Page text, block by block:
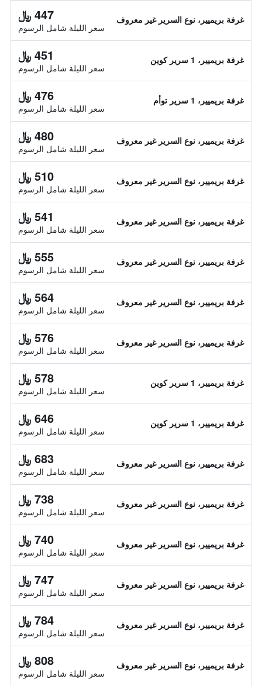
غرفة بريميير، نوع السرير غير معروف 447 ﷼
سعر الليلة شامل الرسوم
غرفة بريميير، 1 سرير كوين 451 ﷼
سعر الليلة شامل الرسوم
غرفة بريميير، 1 سرير توأم 476 ﷼
سعر الليلة شامل الرسوم
غرفة بريميير، نوع السرير غير معروف 480 ﷼
سعر الليلة شامل الرسوم
غرفة بريميير، نوع السرير غير معروف 510 ﷼
سعر الليلة شامل الرسوم
غرفة بريميير، نوع السرير غير معروف 541 ﷼
سعر الليلة شامل الرسوم
غرفة بريميير، نوع السرير غير معروف 555 ﷼
سعر الليلة شامل الرسوم
غرفة بريميير، نوع السرير غير معروف 564 ﷼
سعر الليلة شامل الرسوم
غرفة بريميير، نوع السرير غير معروف 576 ﷼
سعر الليلة شامل الرسوم
غرفة بريميير، 1 سرير كوين 578 ﷼
سعر الليلة شامل الرسوم
غرفة بريميير، 1 سرير كوين 646 ﷼
سعر الليلة شامل الرسوم
غرفة بريميير، نوع السرير غير معروف 683 ﷼
سعر الليلة شامل الرسوم
غرفة بريميير، نوع السرير غير معروف 738 ﷼
سعر الليلة شامل الرسوم
غرفة بريميير، نوع السرير غير معروف 740 ﷼
سعر الليلة شامل الرسوم
غرفة بريميير، نوع السرير غير معروف 747 ﷼
سعر الليلة شامل الرسوم
غرفة بريميير، نوع السرير غير معروف 784 ﷼
سعر الليلة شامل الرسوم
غرفة بريميير، نوع السرير غير معروف 808 ﷼
سعر الليلة شامل الرسوم